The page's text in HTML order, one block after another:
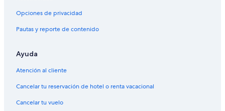
Vuelos de Harlingen (HRL) a Chicago (MDW)
Vuelos de Wichita (ICT) a Chicago (MDW)
Vuelos de Indianápolis (IND) a Chicago (MDW)
Vuelos de Jacksonville (JAX) a Chicago (MDW)
Vuelos de Nueva York (JFK) a Chicago (MDW)
Vuelos de Las Vegas (LAS) a Chicago (MDW)
Opciones de privacidad
Pautas y reporte de contenido
Ayuda
Atención al cliente
Cancelar tu reservación de hotel o renta vacacional
Cancelar tu vuelo